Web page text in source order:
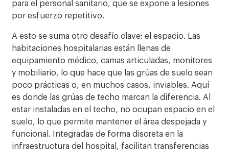
para el personal sanitario, que se expone a lesiones
por esfuerzo repetitivo.
A esto se suma otro desafío clave: el espacio. Las
habitaciones hospitalarias están llenas de
equipamiento médico, camas articuladas, monitores
y mobiliario, lo que hace que las grúas de suelo sean
poco prácticas o, en muchos casos, inviables. Aquí
es donde las grúas de techo marcan la diferencia. Al
estar instaladas en el techo, no ocupan espacio en el
suelo, lo que permite mantener el área despejada y
funcional. Integradas de forma discreta en la
infraestructura del hospital, facilitan transferencias